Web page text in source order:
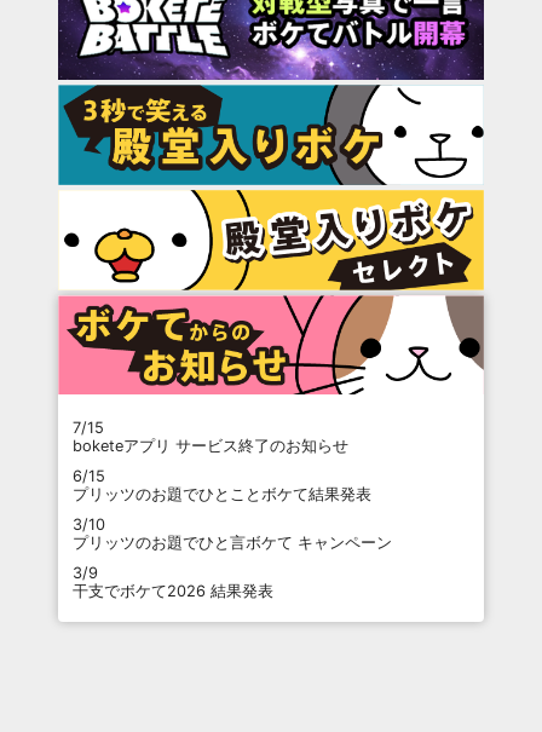
7/15
boketeアプリ サービス終了のお知らせ
6/15
プリッツのお題でひとことボケて結果発表
3/10
プリッツのお題でひと言ボケて キャンペーン
3/9
干支でボケて2026 結果発表